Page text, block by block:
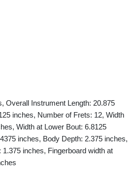
Overall Instrument Length: 20.875
inches, Number of Frets: 12, Width
Width at Lower Bout: 6.8125
inches, Body Depth: 2.375 inches,
1.375 inches, Fingerboard width at